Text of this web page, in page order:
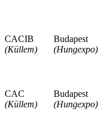
CACIB
(Küllem)
Budapest
(Hungexpo)
CAC
(Küllem)
Budapest
(Hungexpo)